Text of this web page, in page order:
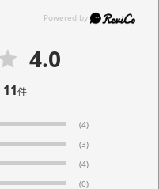
4.0
11件
(4)
(3)
(4)
(0)